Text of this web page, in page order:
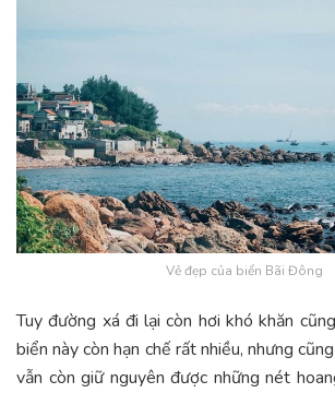
Vẻ đẹp của biển Bãi Đông
Tuy đường xá đi lại còn hơi khó khăn
biển này còn hạn chế rất nhiều, nhưng
vẫn còn giữ nguyên được những nét